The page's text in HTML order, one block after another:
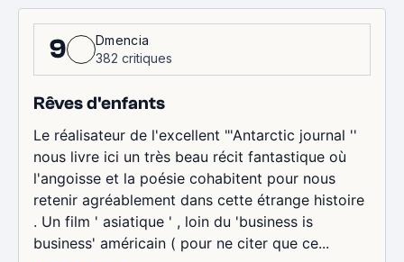
9
Dmencia
382 critiques
Rêves d'enfants
Le réalisateur de l'excellent "'Antarctic journal ''
nous livre ici un très beau récit fantastique où
l'angoisse et la poésie cohabitent pour nous
retenir agréablement dans cette étrange histoire
. Un film ' asiatique ' , loin du 'business is
business' américain ( pour ne citer que ce...